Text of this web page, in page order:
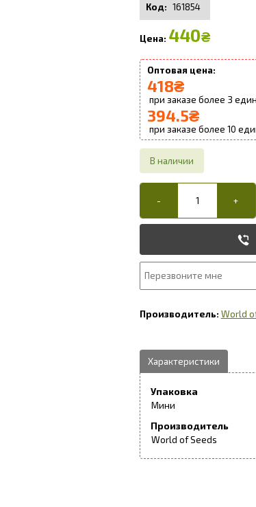
161854
440₴
418₴
3
394.5₴
10
World
Упаковка
Мини
Производитель
World of Seeds